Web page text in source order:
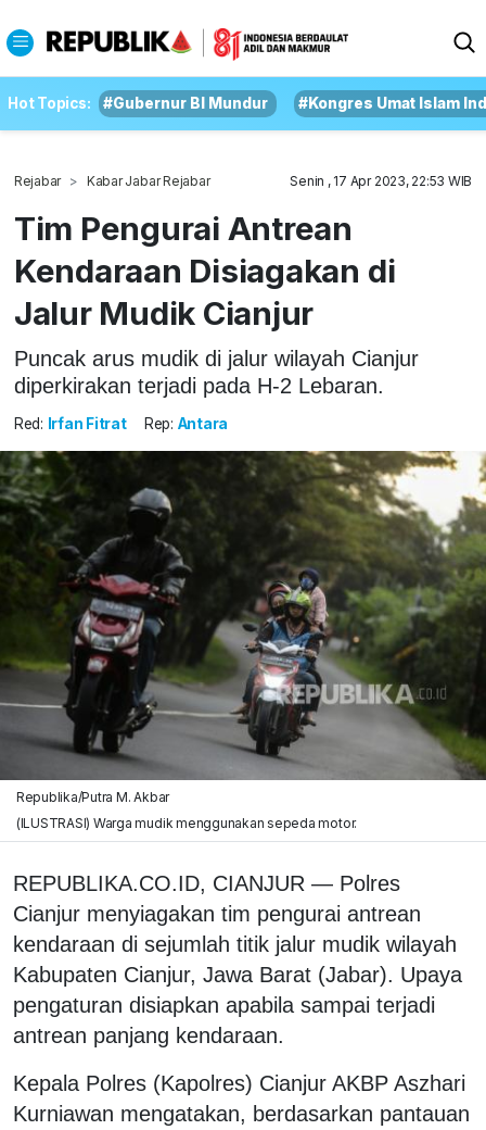
Hot Topics: #Gubernur BI Mundur #Kongres Umat Islam
Rejabar Kabar Jabar Rejabar Senin , 17 Apr 2023, 22:53 WIB
Tim Pengurai Antrean
Kendaraan Disiagakan di
Jalur Mudik Cianjur
Puncak arus mudik di jalur wilayah Cianjur
diperkirakan terjadi pada H-2 Lebaran.
Red: Irfan Fitrat Rep: Antara
Republika/Putra M. Akbar
(ILUSTRASI) Warga mudik menggunakan sepeda motor.
REPUBLIKA.CO.ID, CIANJUR — Polres
Cianjur menyiagakan tim pengurai antrean
kendaraan di sejumlah titik jalur mudik wilayah
Kabupaten Cianjur, Jawa Barat (Jabar). Upaya
pengaturan disiapkan apabila sampai terjadi
antrean panjang kendaraan.
Kepala Polres (Kapolres) Cianjur AKBP Aszhari
Kurniawan mengatakan, berdasarkan pantauan